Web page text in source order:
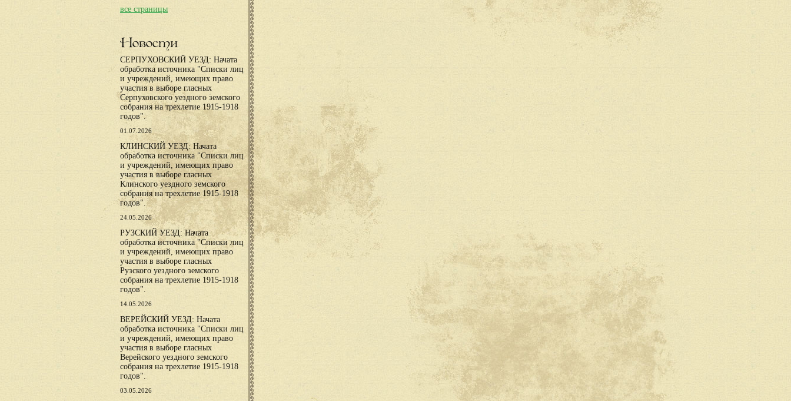
все страницы
Новости
СЕРПУХОВСКИЙ УЕЗД: Начата
обработка источника "Списки лиц
и учреждений, имеющих право
участия в выборе гласных
Серпуховского уездного земского
собрания на трехлетие 1915-1918
годов".
01.07.2026
КЛИНСКИЙ УЕЗД: Начата
обработка источника "Списки лиц
и учреждений, имеющих право
участия в выборе гласных
Клинского уездного земского
собрания на трехлетие 1915-1918
годов".
24.05.2026
РУЗСКИЙ УЕЗД: Начата
обработка источника "Списки лиц
и учреждений, имеющих право
участия в выборе гласных
Рузского уездного земского
собрания на трехлетие 1915-1918
годов".
14.05.2026
ВЕРЕЙСКИЙ УЕЗД: Начата
обработка источника "Списки лиц
и учреждений, имеющих право
участия в выборе гласных
Верейского уездного земского
собрания на трехлетие 1915-1918
годов".
03.05.2026